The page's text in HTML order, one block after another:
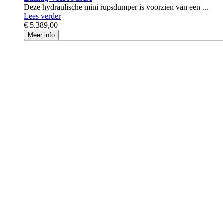
Deze hydraulische mini rupsdumper is voorzien van een ...
Lees verder
€ 5.389,00
Meer info